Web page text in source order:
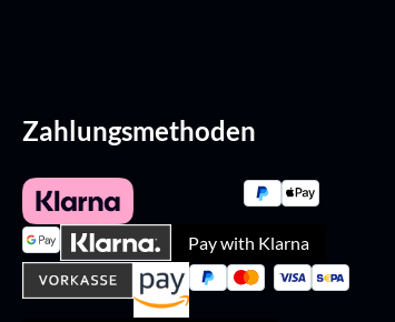
Zahlungsmethoden
Pay with Klarna